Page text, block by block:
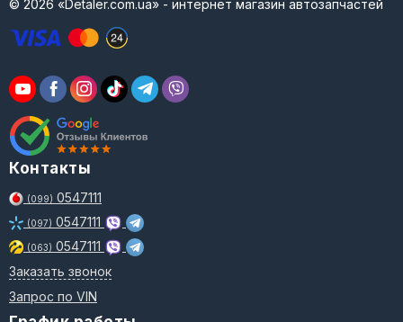
© 2026 «Detaler.com.ua» - интернет магазин автозапчастей
Контакты
(099) 0547111
(097) 0547111
(063) 0547111
Заказать звонок
Запрос по VIN